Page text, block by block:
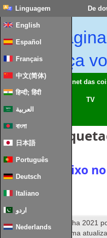
De
Linguagem
English
Español
Français
中文(简体)
हिन्दी; हिंदी
العربية
বাংলা
日本語
Português
Deutsch
Italiano
اردو
Nederlands
faça
Lar inteligente & Internet das
TV
Artigos
Coletas de lixo
Assistant
Publicados 25 marcha 2021
. Ultima